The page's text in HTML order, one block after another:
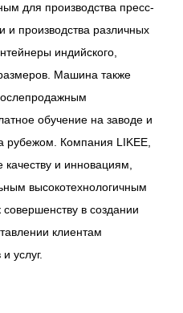
для производства пресс-
производства различных
индийского,
Машина также
обучение на заводе и
рубежом. Компания LIKEE,
и инновациям,
высокотехнологичным
в создании
клиентам
услуг.